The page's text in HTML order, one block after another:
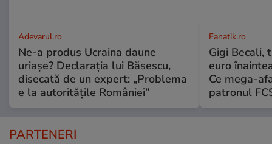
Adevarul.ro
Ne-a produs Ucraina daune
uriașe? Declarația lui Băsescu,
disecată de un expert: „Problema
e la autoritățile României”
Fanatik.ro
Gigi Becali,
euro
Ce mega-
patronul
PARTENERI